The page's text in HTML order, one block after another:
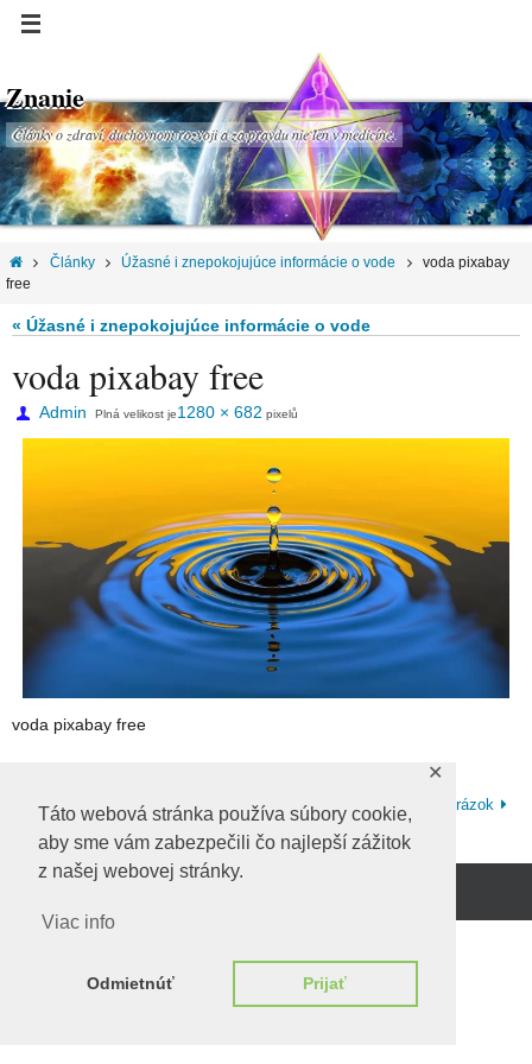
Táto webová stránka používa súbory cookie,
aby sme vám zabezpečili čo najlepší zážitok
z našej webovej stránky.
Viac info
Odmietnúť Prijať
✕
Znanie
Články o zdraví, duchovnom rozvoji a za pravdu nie len v medicíne.
Články Úžasné i znepokojujúce informácie o vode
voda pixabay
free
« Úžasné i znepokojujúce informácie o vode
voda pixabay free
Admin Plná velikost je1280 × 682 pixelů
voda pixabay free
Ďalší obrázok